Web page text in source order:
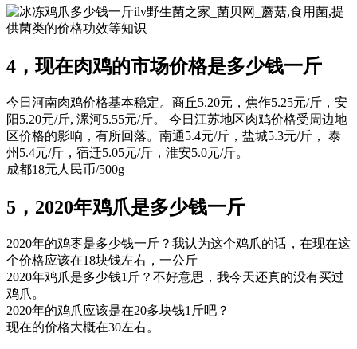
ilv野生菌之家_菌贝网_蘑菇,食用菌,提
供菌类的价格功效等知识
4，现在肉鸡的市场价格是多少钱一斤
今日河南肉鸡价格基本稳定。商丘5.20元，焦作5.25元/斤，安
阳5.20元/斤, 漯河5.55元/斤。 今日江苏地区肉鸡价格受周边地
区价格的影响，有所回落。南通5.4元/斤，盐城5.3元/斤， 泰
州5.4元/斤，宿迁5.05元/斤，淮安5.0元/斤。
成都18元人民币/500g
5，2020年鸡爪是多少钱一斤
2020年的鸡枣是多少钱一斤？我认为这个鸡爪的话，在现在这
个价格应该在18块钱左右，一公斤
2020年鸡爪是多少钱1斤？不好意思，我今天还真的没有买过
鸡爪。
2020年的鸡爪应该是在20多块钱1斤吧？
现在的价格大概在30左右。